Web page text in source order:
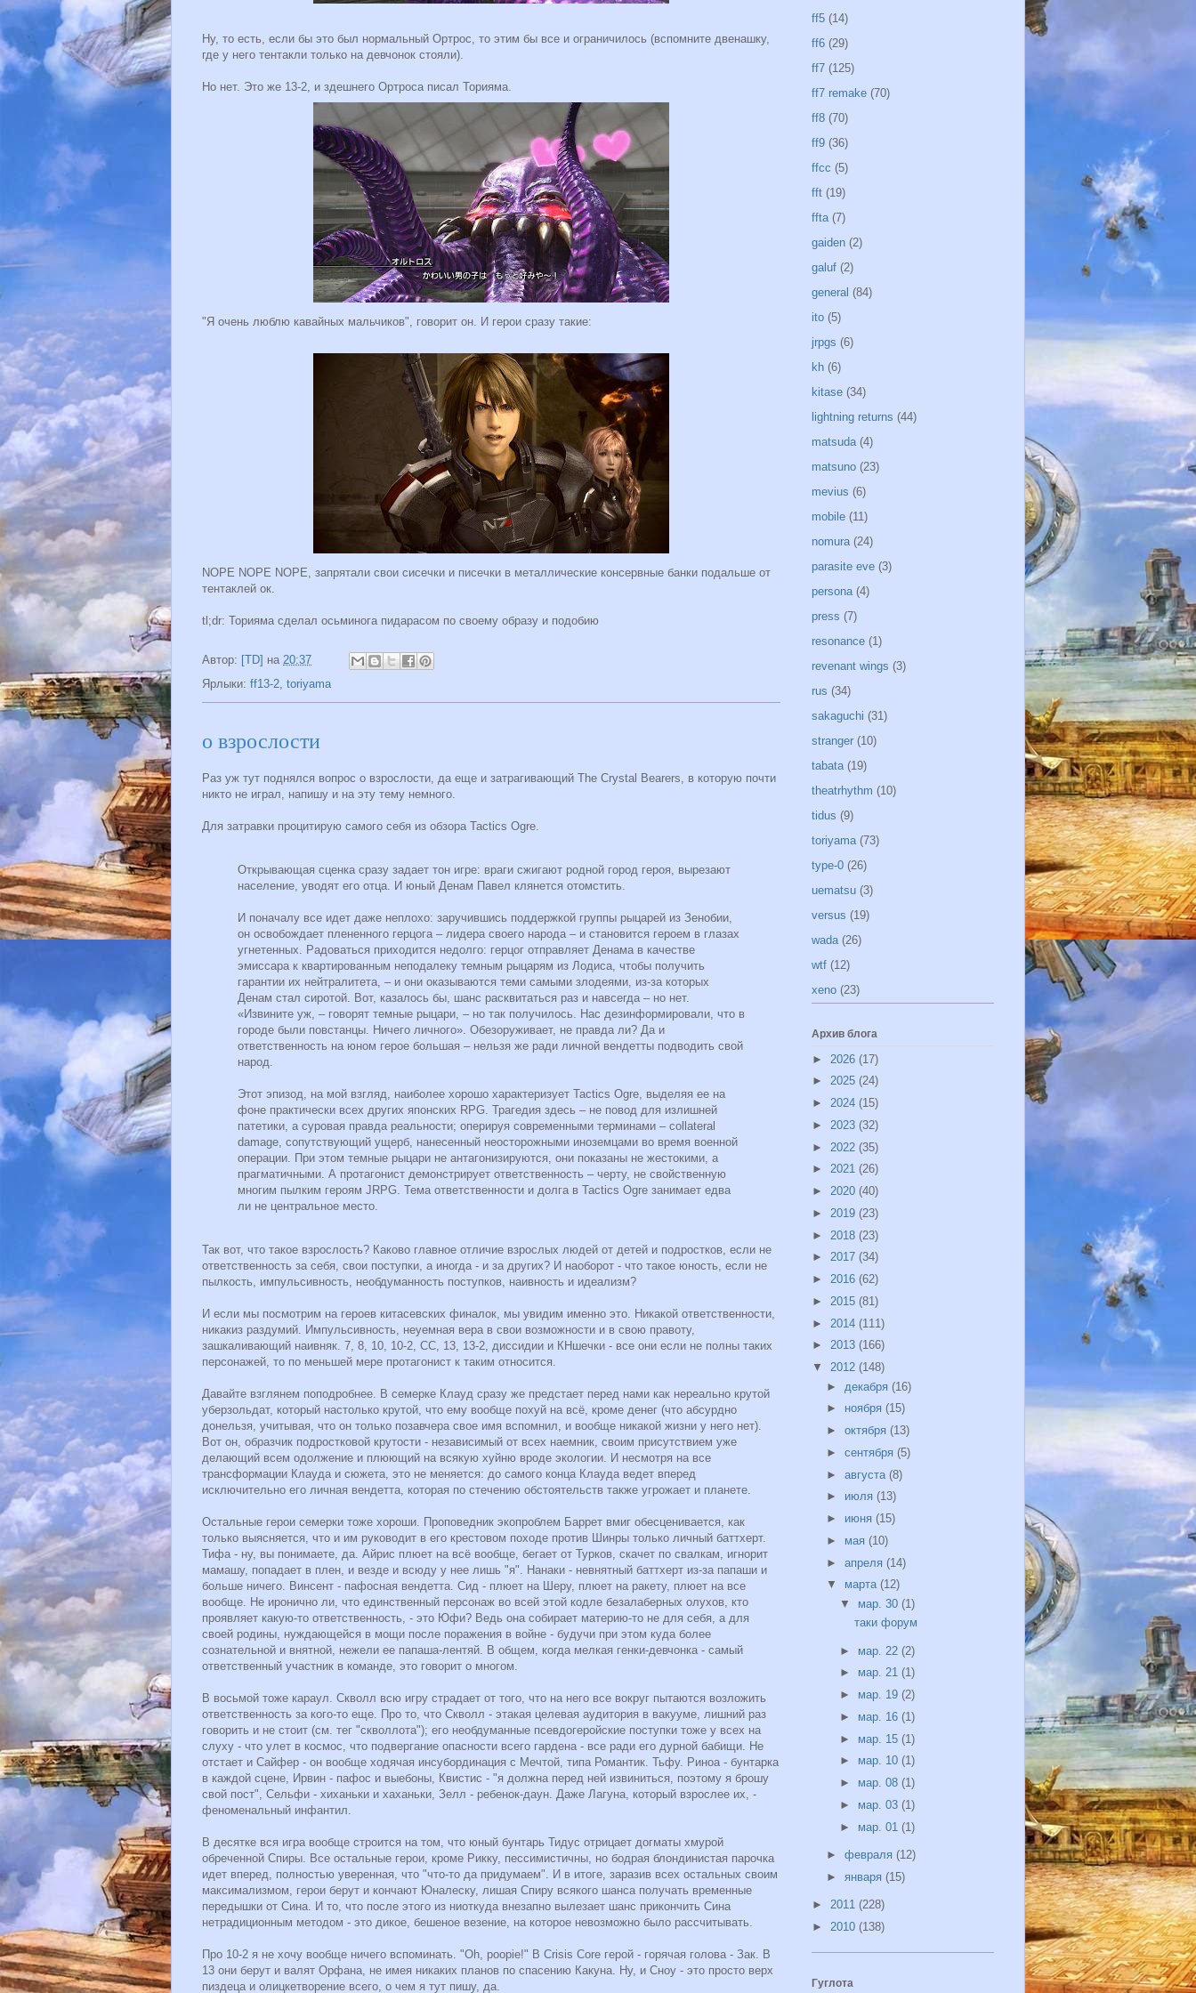
Ну, то есть, если бы это был нормальный Ортрос, то этим бы все и ограничилось (вспомните двенашку,
где у него тентакли только на девчонок стояли).
Но нет. Это же 13-2, и здешнего Ортроса писал Торияма.
"Я очень люблю кавайных мальчиков", говорит он. И герои сразу такие:
NOPE NOPE NOPE, запрятали свои сисечки и писечки в металлические консервные банки подальше от
тентаклей ок.
tl;dr: Торияма сделал осьминога пидарасом по своему образу и подобию
Автор: [TD] на 20:37
Ярлыки: ff13-2 toriyama
о взрослости
Раз уж тут поднялся вопрос о взрослости, да еще и затрагивающий The Crystal Bearers, в которую почти
никто не играл, напишу и на эту тему немного.
Для затравки процитирую самого себя из обзора Tactics Ogre.
Открывающая сценка сразу задает тон игре: враги сжигают родной город героя, вырезают
население, уводят его отца. И юный Денам Павел клянется отомстить.
И поначалу все идет даже неплохо: заручившись поддержкой группы рыцарей из Зенобии,
он освобождает плененного герцога – лидера своего народа – и становится героем в глазах
угнетенных. Радоваться приходится недолго: герцог отправляет Денама в качестве
эмиссара к квартированным неподалеку темным рыцарям из Лодиса, чтобы получить
гарантии их нейтралитета, – и они оказываются теми самыми злодеями, из-за которых
Денам стал сиротой. Вот, казалось бы, шанс расквитаться раз и навсегда – но нет.
«Извините уж, – говорят темные рыцари, – но так получилось. Нас дезинформировали, что в
городе были повстанцы. Ничего личного». Обезоруживает, не правда ли? Да и
ответственность на юном герое большая – нельзя же ради личной вендетты подводить свой
народ.
Этот эпизод, на мой взгляд, наиболее хорошо характеризует Tactics Ogre, выделяя ее на
фоне практически всех других японских RPG. Трагедия здесь – не повод для излишней
патетики, а суровая правда реальности; оперируя современными терминами – collateral
damage, сопутствующий ущерб, нанесенный неосторожными иноземцами во время военной
операции. При этом темные рыцари не антагонизируются, они показаны не жестокими, а
прагматичными. А протагонист демонстрирует ответственность – черту, не свойственную
многим пылким героям JRPG. Тема ответственности и долга в Tactics Ogre занимает едва
ли не центральное место.
Так вот, что такое взрослость? Каково главное отличие взрослых людей от детей и подростков, если не
ответственность за себя, свои поступки, а иногда - и за других? И наоборот - что такое юность, если не
пылкость, импульсивность, необдуманность поступков, наивность и идеализм?
И если мы посмотрим на героев китасевских финалок, мы увидим именно это. Никакой ответственности,
никакиз раздумий. Импульсивность, неуемная вера в свои возможности и в свою правоту,
зашкаливающий наивняк. 7, 8, 10, 10-2, СС, 13, 13-2, диссидии и КНшечки - все они если не полны таких
персонажей, то по меньшей мере протагонист к таким относится.
Давайте взглянем поподробнее. В семерке Клауд сразу же предстает перед нами как нереально крутой
уберзольдат, который настолько крутой, что ему вообще похуй на всё, кроме денег (что абсурдно
донельзя, учитывая, что он только позавчера свое имя вспомнил, и вообще никакой жизни у него нет).
Вот он, образчик подростковой крутости - независимый от всех наемник, своим присутствием уже
делающий всем одолжение и плюющий на всякую хуйню вроде экологии. И несмотря на все
трансформации Клауда и сюжета, это не меняется: до самого конца Клауда ведет вперед
исключительно его личная вендетта, которая по стечению обстоятельств также угрожает и планете.
Остальные герои семерки тоже хороши. Проповедник экопроблем Баррет вмиг обесценивается, как
только выясняется, что и им руководит в его крестовом походе против Шинры только личный баттхерт.
Тифа - ну, вы понимаете, да. Айрис плюет на всё вообще, бегает от Турков, скачет по свалкам, игнорит
мамашу, попадает в плен, и везде и всюду у нее лишь "я". Нанаки - невнятный баттхерт из-за папаши и
больше ничего. Винсент - пафосная вендетта. Сид - плюет на Шеру, плюет на ракету, плюет на все
вообще. Не иронично ли, что единственный персонаж во всей этой кодле безалаберных олухов, кто
проявляет какую-то ответственность, - это Юфи? Ведь она собирает материю-то не для себя, а для
своей родины, нуждающейся в мощи после поражения в войне - будучи при этом куда более
сознательной и внятной, нежели ее папаша-лентяй. В общем, когда мелкая генки-девчонка - самый
ответственный участник в команде, это говорит о многом.
В восьмой тоже караул. Скволл всю игру страдает от того, что на него все вокруг пытаются возложить
ответственность за кого-то еще. Про то, что Скволл - этакая целевая аудитория в вакууме, лишний раз
говорить и не стоит (см. тег "скволлота"); его необдуманные псевдогеройские поступки тоже у всех на
слуху - что улет в космос, что подвергание опасности всего гардена - все ради его дурной бабищи. Не
отстает и Сайфер - он вообще ходячая инсубординация с Мечтой, типа Романтик. Тьфу. Риноа - бунтарка
в каждой сцене, Ирвин - пафос и выебоны, Квистис - "я должна перед ней извиниться, поэтому я брошу
свой пост", Сельфи - хиханьки и хаханьки, Зелл - ребенок-даун. Даже Лагуна, который взрослее их, -
феноменальный инфантил.
В десятке вся игра вообще строится на том, что юный бунтарь Тидус отрицает догматы хмурой
обреченной Спиры. Все остальные герои, кроме Рикку, пессимистичны, но бодрая блондинистая парочка
идет вперед, полностью уверенная, что "что-то да придумаем". И в итоге, заразив всех остальных своим
максимализмом, герои берут и кончают Юналеску, лишая Спиру всякого шанса получать временные
передышки от Сина. И то, что после этого из ниоткуда внезапно вылезает шанс прикончить Сина
нетрадиционным методом - это дикое, бешеное везение, на которое невозможно было рассчитывать.
Про 10-2 я не хочу вообще ничего вспоминать. "Oh, poopie!" В Crisis Core герой - горячая голова - Зак. В
13 они берут и валят Орфана, не имея никаких планов по спасению Какуна. Ну, и Сноу - это просто верх
пиздеца и олицкетворение всего, о чем я тут пишу, да.
ff5 (14)
ff6 (29)
ff7 (125)
ff7 remake (70)
ff8 (70)
ff9 (36)
ffcc (5)
fft (19)
ffta (7)
gaiden (2)
galuf (2)
general (84)
ito (5)
jrpgs (6)
kh (6)
kitase (34)
lightning returns (44)
matsuda (4)
matsuno (23)
mevius (6)
mobile (11)
nomura (24)
parasite eve (3)
persona (4)
press (7)
resonance (1)
revenant wings (3)
rus (34)
sakaguchi (31)
stranger (10)
tabata (19)
theatrhythm (10)
tidus (9)
toriyama (73)
type-0 (26)
uematsu (3)
versus (19)
wada (26)
wtf (12)
xeno (23)
Архив блога
► 2026 (17)
► 2025 (24)
► 2024 (15)
► 2023 (32)
► 2022 (35)
► 2021 (26)
► 2020 (40)
► 2019 (23)
► 2018 (23)
► 2017 (34)
► 2016 (62)
► 2015 (81)
► 2014 (111)
► 2013 (166)
▼ 2012 (148)
► декабря (16)
► ноября (15)
► октября (13)
► сентября (5)
► августа (8)
► июля (13)
► июня (15)
► мая (10)
► апреля (14)
▼ марта (12)
▼ мар. 30(1)
таки форум
► мар. 22(2)
► мар. 21(1)
► мар. 19(2)
► мар. 16(1)
► мар. 15(1)
► мар. 10(1)
► мар. 08(1)
► мар. 03(1)
► мар. 01(1)
► февраля (12)
► января (15)
► 2011 (228)
► 2010 (138)
Гуглота